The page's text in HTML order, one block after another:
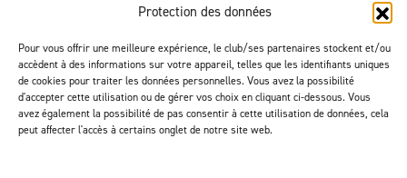
Protection des données
Pour vous offrir une meilleure expérience, le club/ses partenaires stockent et/ou
accèdent à des informations sur votre appareil, telles que les identifiants uniques
de cookies pour traiter les données personnelles. Vous avez la possibilité
d'accepter cette utilisation ou de gérer vos choix en cliquant ci-dessous. Vous
avez également la possibilité de pas consentir à cette utilisation de données, cela
peut affecter l'accès à certains onglet de notre site web.
© Lausanne Sport Football Club 2026
Réalisation MTM Agency